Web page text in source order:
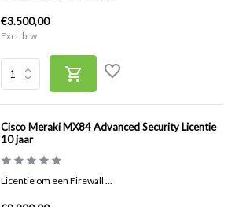
€3.500,00
Excl. btw
Cisco Meraki MX84 Advanced Security Licentie
10 jaar
Licentie om een Firewall ...